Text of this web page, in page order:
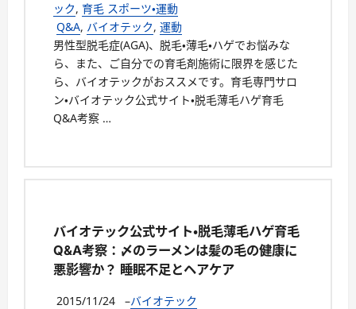
ック, 育毛 スポーツ・運動
Q&A, バイオテック, 運動
男性型脱毛症(AGA)、脱毛・薄毛・ハゲでお悩みな
ら、また、ご自分での育毛剤施術に限界を感じた
ら、バイオテックがおススメです。育毛専門サロ
ン・バイオテック公式サイト・脱毛薄毛ハゲ育毛
Q&A考察 …
バイオテック公式サイト・脱毛薄毛ハゲ育毛
Q&A考察：〆のラーメンは髪の毛の健康に
悪影響か？ 睡眠不足とヘアケア
2015/11/24 –バイオテック